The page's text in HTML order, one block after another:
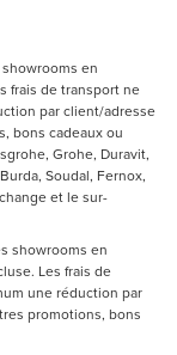
en
frais de transport ne
par client/adresse
bons cadeaux ou
Grohe, Duravit,
Soudal, Fernox,
et le sur-
showrooms en
Les frais de
une réduction par
promotions, bons